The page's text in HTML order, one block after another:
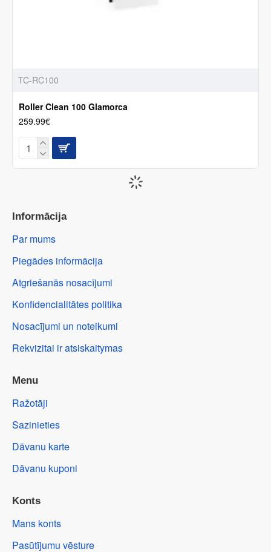
TC-RC100
Roller Clean 100 Glamorca
259.99€
Informācija
Par mums
Piegādes informācija
Atgriešanās nosacījumi
Konfidencialitātes politika
Nosacījumi un noteikumi
Rekvizitai ir atsiskaitymas
Menu
Ražotāji
Sazinieties
Dāvanu karte
Dāvanu kuponi
Konts
Mans konts
Pasūtījumu vēsture